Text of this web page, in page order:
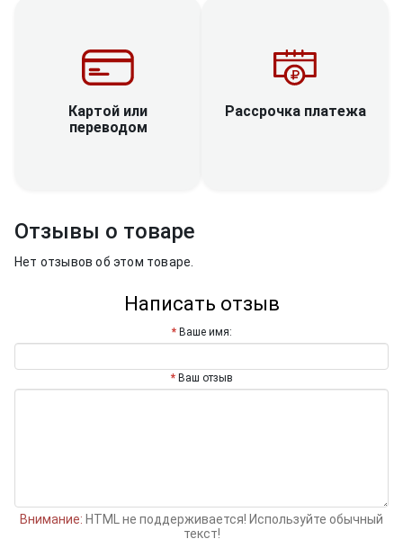
Картой или
переводом
Рассрочка платежа
Отзывы о товаре
Нет отзывов об этом товаре.
Написать отзыв
Ваше имя:
Ваш отзыв
Внимание: HTML не поддерживается! Используйте обычный
текст!